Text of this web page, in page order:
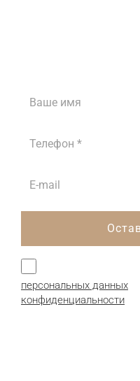
персональных данных
конфиденциальности